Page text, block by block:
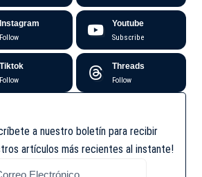
Instagram
Follow
Youtube
Subscribe
Tiktok
Follow
Threads
Follow
a nuestro boletín para recibir
artículos más recientes al instante!